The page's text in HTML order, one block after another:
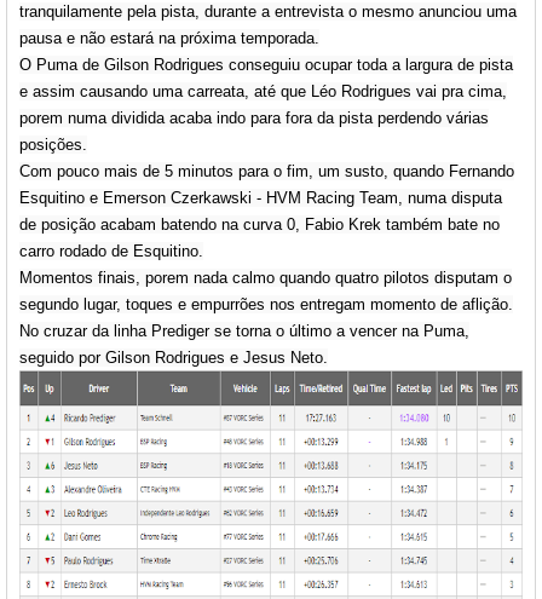
tranquilamente pela pista, durante a entrevista o mesmo anunciou uma
pausa e não estará na próxima temporada.
O Puma de Gilson Rodrigues conseguiu ocupar toda a largura de pista
e assim causando uma carreata, até que Léo Rodrigues vai pra cima,
porem numa dividida acaba indo para fora da pista perdendo várias
posições.
Com pouco mais de 5 minutos para o fim, um susto, quando Fernando
Esquitino e Emerson Czerkawski - HVM Racing Team, numa disputa
de posição acabam batendo na curva 0, Fabio Krek também bate no
carro rodado de Esquitino.
Momentos finais, porem nada calmo quando quatro pilotos disputam o
segundo lugar, toques e empurrões nos entregam momento de aflição.
No cruzar da linha Prediger se torna o último a vencer na Puma,
seguido por Gilson Rodrigues e Jesus Neto.